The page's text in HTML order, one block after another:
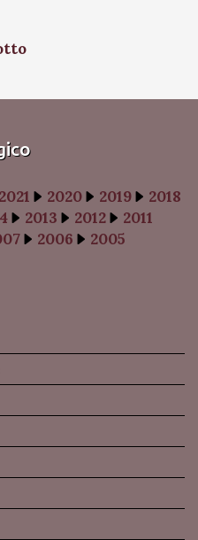
2021 2020 2019
2018
2013 2012
2011
2006 2005